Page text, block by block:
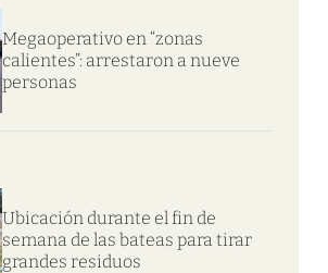
Megaoperativo en “zonas
calientes”: arrestaron a nueve
personas
Ubicación durante el fin de
semana de las bateas para tirar
grandes residuos